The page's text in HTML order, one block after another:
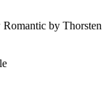
by Thorsten